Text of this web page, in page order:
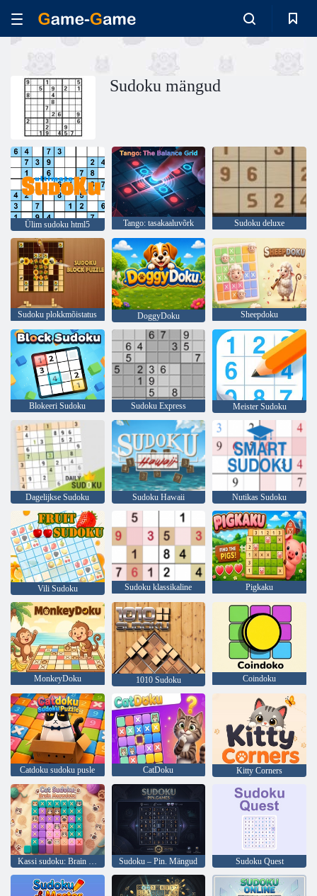
Sudoku mängud
Ülim sudoku html5 Tango: tasakaaluvõrk Sudoku deluxe
Sudoku plokkmõistatus DoggyDoku Sheepdoku
Blokeeri Sudoku Sudoku Express Meister Sudoku
Dagelijkse Sudoku Sudoku Hawaii Nutikas Sudoku
Vili Sudoku Sudoku klassikaline Pigkaku
MonkeyDoku 1010 Sudoku Coindoku
Catdoku sudoku pusle CatDoku Kitty Corners
Kassi sudoku: Brain Meowdoku Sudoku – Pin. Mängud Sudoku Quest